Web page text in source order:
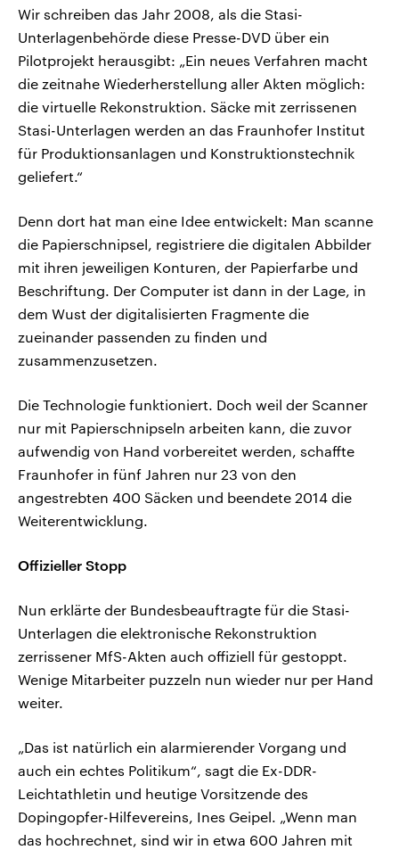
Wir schreiben das Jahr 2008, als die Stasi-
Unterlagenbehörde diese Presse-DVD über ein
Pilotprojekt herausgibt: „Ein neues Verfahren macht
die zeitnahe Wiederherstellung aller Akten möglich:
die virtuelle Rekonstruktion. Säcke mit zerrissenen
Stasi-Unterlagen werden an das Fraunhofer Institut
für Produktionsanlagen und Konstruktionstechnik
geliefert.“
Denn dort hat man eine Idee entwickelt: Man scanne
die Papierschnipsel, registriere die digitalen Abbilder
mit ihren jeweiligen Konturen, der Papierfarbe und
Beschriftung. Der Computer ist dann in der Lage, in
dem Wust der digitalisierten Fragmente die
zueinander passenden zu finden und
zusammenzusetzen.
Die Technologie funktioniert. Doch weil der Scanner
nur mit Papierschnipseln arbeiten kann, die zuvor
aufwendig von Hand vorbereitet werden, schaffte
Fraunhofer in fünf Jahren nur 23 von den
angestrebten 400 Säcken und beendete 2014 die
Weiterentwicklung.
Offizieller Stopp
Nun erklärte der Bundesbeauftragte für die Stasi-
Unterlagen die elektronische Rekonstruktion
zerrissener MfS-Akten auch offiziell für gestoppt.
Wenige Mitarbeiter puzzeln nun wieder nur per Hand
weiter.
„Das ist natürlich ein alarmierender Vorgang und
auch ein echtes Politikum“, sagt die Ex-DDR-
Leichtathletin und heutige Vorsitzende des
Dopingopfer-Hilfevereins, Ines Geipel. „Wenn man
das hochrechnet, sind wir in etwa 600 Jahren mit